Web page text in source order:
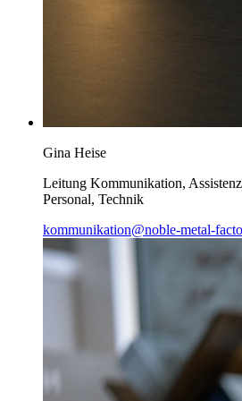
Gina Heise
Leitung Kommunikation,
Personal, Technik
kommunikation@noble-metal-